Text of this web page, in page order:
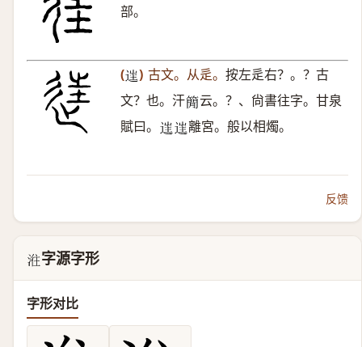
部。
(𨓹 ) 古文。从辵。 按左辵右？。？古
文？也。汗𥳑 云。？、尙書往字。甘泉
賦曰。 𨓹 𨓹 離宮。般以相燭。
反馈
𣶂 字源字形
字形对比